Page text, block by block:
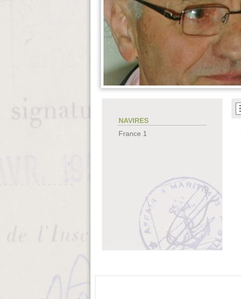
NAVIRES
France 1